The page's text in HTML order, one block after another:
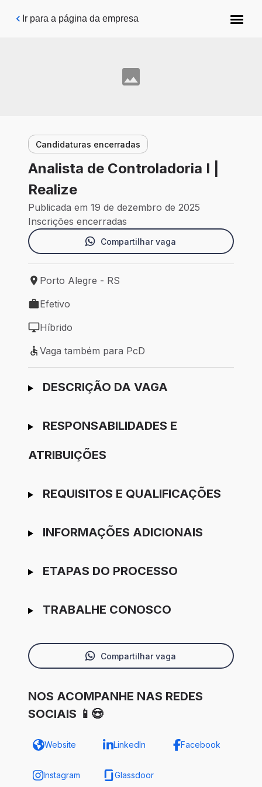
Pular para o conteúdo principal
Ir para a página da empresa
Candidaturas encerradas
Analista de Controladoria I |
Realize
Publicada em 19 de dezembro de 2025
Inscrições encerradas
Compartilhar vaga
Local de trabalho: Porto Alegre - RS
Porto Alegre - RS
Tipo de vaga: Efetivo
Efetivo
Modelo de trabalho: Híbrido
Híbrido
Vaga também para PcD
Vaga também para PcD
Ir para candidatura
DESCRIÇÃO DA VAGA
RESPONSABILIDADES E
ATRIBUIÇÕES
REQUISITOS E QUALIFICAÇÕES
INFORMAÇÕES ADICIONAIS
ETAPAS DO PROCESSO
TRABALHE CONOSCO
Compartilhar vaga
NOS ACOMPANHE NAS REDES
SOCIAIS 📱😍
Website LinkedIn Facebook
Instagram Glassdoor